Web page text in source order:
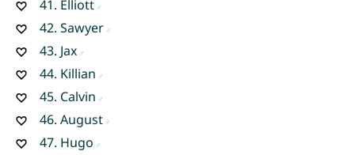
41. Elliott
42. Sawyer
43. Jax
44. Killian
45. Calvin
46. August
47. Hugo